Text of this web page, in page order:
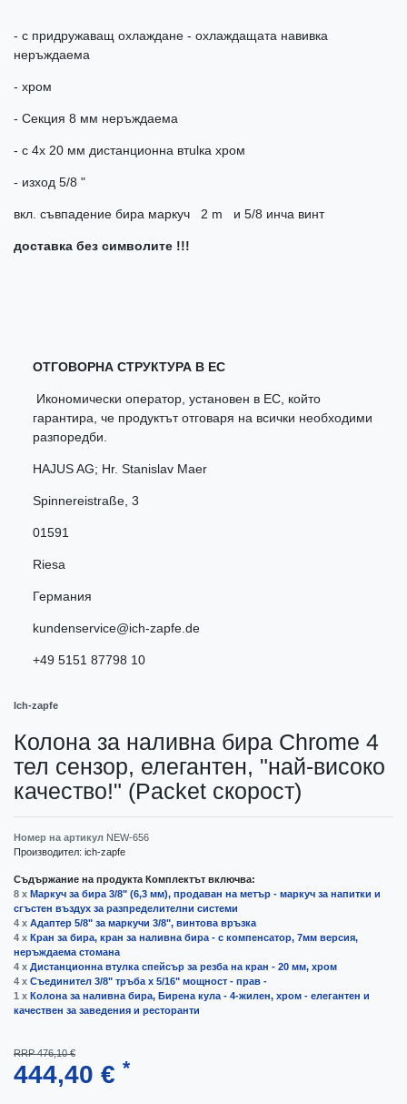
- с придружаващ охлаждане - охлаждащата навивка
неръждаема
- хром
- Секция 8 мм неръждаема
- с 4х 20 мм дистанционна втulка хром
- изход 5/8 "
вкл. съвпадение бира маркуч 2 m и 5/8 инча винт
доставка без символите !!!
ОТГОВОРНА СТРУКТУРА В ЕС
Икономически оператор, установен в ЕС, който
гарантира, че продуктът отговаря на всички необходими
разпоредби.
HAJUS AG; Hr. Stanislav Maer
Spinnereistraße 3
01591
Riesa
Германия
kundenservice@ich-zapfe.de
+49 5151 87798 10
Ich-zapfe
Колона за наливна бира Chrome 4
тел сензор, елегантен, "най-високо
качество!" (Packet скорост)
Номер на артикул NEW-656
Производител: ich-zapfe
Съдържание на продукта Комплектът включва:
8 x Маркуч за бира 3/8" (6,3 мм), продаван на метър - маркуч за напитки и
сгъстен въздух за разпределителни системи
4 x Адаптер 5/8" за маркучи 3/8", винтова връзка
4 x Кран за бира, кран за наливна бира - с компенсатор, 7мм версия,
неръждаема стомана
4 x Дистанционна втулка спейсър за резба на кран - 20 мм, хром
4 x Съединител 3/8" тръба x 5/16" мощност - прав -
1 x Колона за наливна бира, Бирена кула - 4-жилен, хром - елегантен и
качествен за заведения и ресторанти
RRP 476,10 €
444,40 € *